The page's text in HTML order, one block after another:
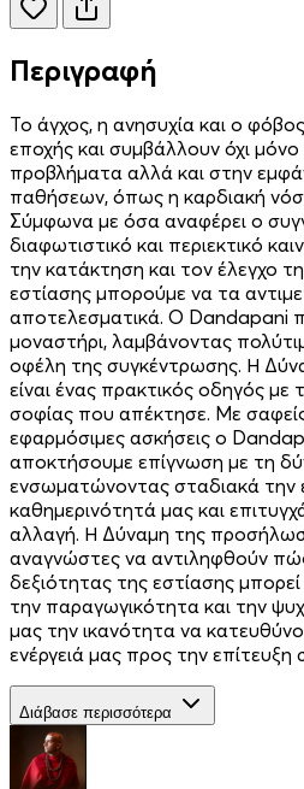
Περιγραφή
Το άγχος, η ανησυχία και ο φόβος
εποχής και συμβάλλουν όχι μόνο
προβλήματα αλλά και στην
παθήσεων, όπως η καρδιακή
Σύμφωνα με όσα αναφέρει ο
διαφωτιστικό και περιεκτικό
την κατάκτηση και τον έλεγχο
εστίασης μπορούμε να τα
αποτελεσματικά. Ο Dandapani
μοναστήρι, λαμβάνοντας
οφέλη της συγκέντρωσης. Η
είναι ένας πρακτικός οδηγός
σοφίας που απέκτησε. Με
εφαρμόσιμες ασκήσεις ο
αποκτήσουμε επίγνωση με τη
ενσωματώνοντας σταδιακά την
καθημερινότητά μας και
αλλαγή. Η Δύναμη της
αναγνώστες να αντιληφθούν
δεξιότητας της εστίασης
την παραγωγικότητα και την
μας την ικανότητα να
ενέργειά μας προς την
Διάβασε περισσότερα